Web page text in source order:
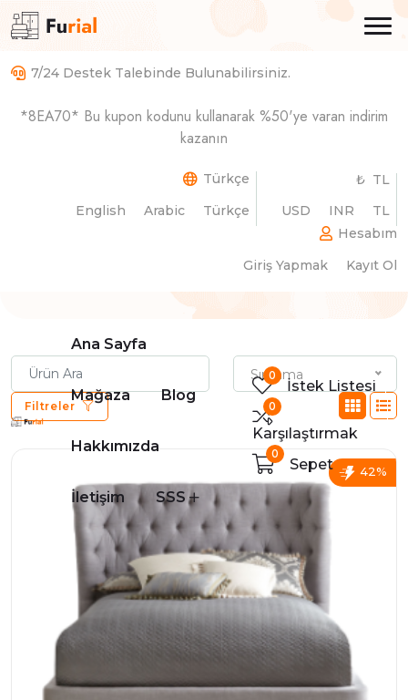
7/24 Destek Talebinde Bulunabilirsiniz.
*8EA70* Bu kupon kodunu kullanarak %50'ye varan indirim
kazanın
Türkçe
English
Arabic Türkçe
₺ TL
USD
INR
TL
Hesabım
Giriş Yapmak
Kayıt Ol
Ana Sayfa
Mağaza Blog
Hakkımızda
İletişim SSS
0
İstek Listesi
0
Karşılaştırmak
0
Sepet
Sıralama
Filtreler
42%